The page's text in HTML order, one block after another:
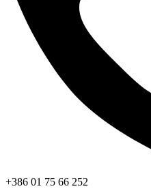
+386 01 75 66 252